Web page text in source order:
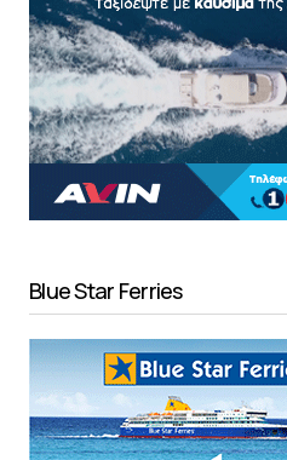
Blue Star Ferries